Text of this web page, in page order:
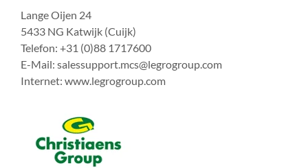
Lange Oijen 24
5433 NG Katwijk (Cuijk)
Telefon: +31 (0)88 1717600
E-Mail: salessupport.mcs@legrogroup.com
Internet: www.legrogroup.com